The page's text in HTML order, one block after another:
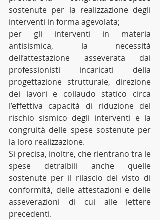
sostenute per la realizzazione degli
interventi in forma agevolata;
per gli interventi in materia
antisismica, la necessità
dell’attestazione asseverata dai
professionisti incaricati della
progettazione strutturale, direzione
dei lavori e collaudo statico circa
l’effettiva capacità di riduzione del
rischio sismico degli interventi e la
congruità delle spese sostenute per
la loro realizzazione.
Si precisa, inoltre, che rientrano tra le
spese detraibili anche quelle
sostenute per il rilascio del visto di
conformità, delle attestazioni e delle
asseverazioni di cui alle lettere
precedenti.